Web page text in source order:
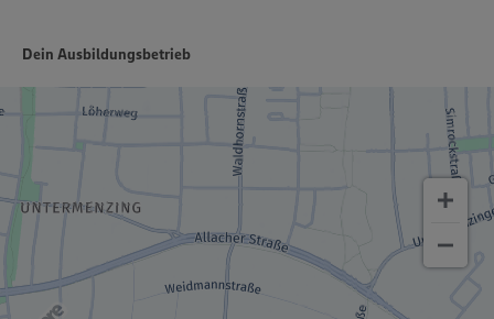
Dein Ausbildungsbetrieb